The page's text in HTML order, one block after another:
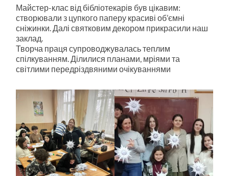
Майстер-клас від бібліотекарів був цікавим:
створювали з цупкого паперу красиві об’ємні
сніжинки. Далі святковим декором прикрасили наш
заклад.
Творча праця супроводжувалась теплим
спілкуванням. Ділилися планами, мріями та
світлими передріздвяними очікуваннями